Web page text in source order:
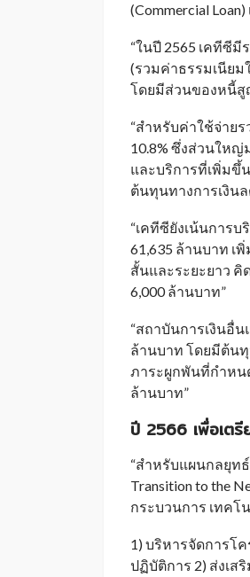
(Commercial
“ในปี 2565 เคทีซีมี
(รวมค่าธรรมเนียม
โดยมีส่วนของหนี้สู
“สำหรับค่าใช้จ่าย
10.8% ซึ่งส่วนใหญ่
และบริการที่เพิ่มขึ้
ต้นทุนทางการเงินล
“เคทีซียังเน้นการ
61,635 ล้านบาท เ
สั้นและระยะยาว คิ
6,000 ล้านบาท”
“สถาบันการเงินอื่
ล้านบาท โดยมีต้นทุ
ภาระผูกพันที่กำหนด
ล้านบาท”
ปี 2566 เพื่อเต
“สำหรับแผนกลยุท
Transition to the
กระบวนการ เทค
1) บริหารจัดการโ
ปฏิบัติการ 2) ส่งเส